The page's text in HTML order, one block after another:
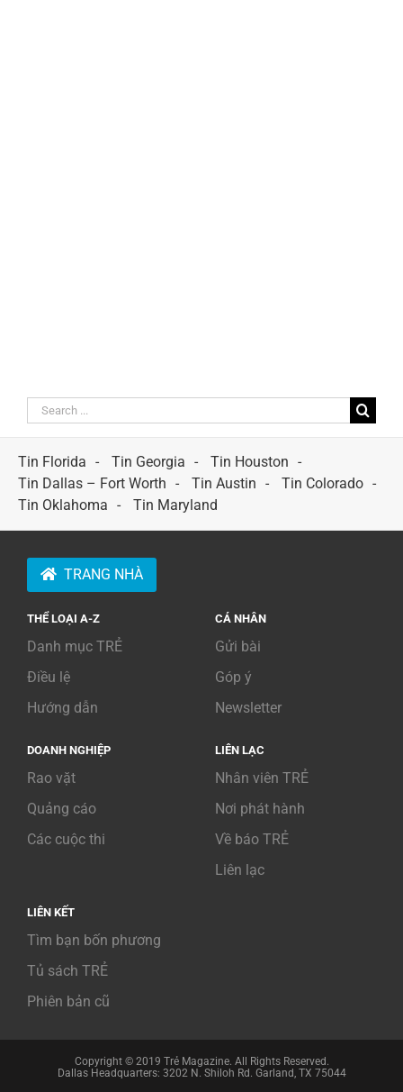
Search
for:
Tin Florida
Tin Georgia
Tin Houston
Tin Dallas – Fort Worth
Tin Austin
Tin Colorado
Tin Oklahoma
Tin Maryland
TRANG NHÀ
THỂ LOẠI A-Z
Danh mục TRẺ
Điều lệ
Hướng dẫn
CÁ NHÂN
Gửi bài
Góp ý
Newsletter
DOANH NGHIỆP
Rao vặt
Quảng cáo
Các cuộc thi
LIÊN LẠC
Nhân viên TRẺ
Nơi phát hành
Về báo TRẺ
Liên lạc
LIÊN KẾT
Tìm bạn bốn phương
Tủ sách TRẺ
Phiên bản cũ
Copyright © 2019 Trẻ Magazine. All Rights Reserved.
Dallas Headquarters: 3202 N. Shiloh Rd. Garland, TX 75044